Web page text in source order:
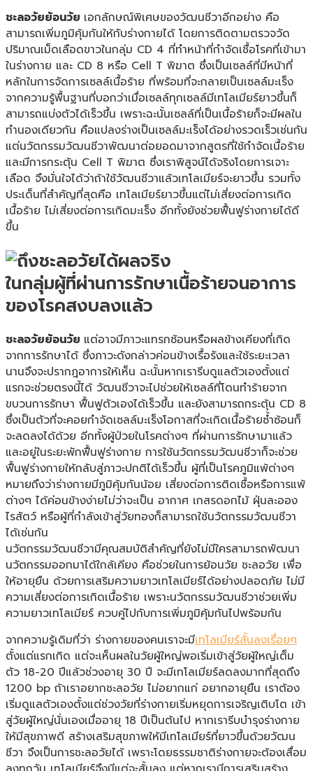
ชะลอวัยย้อนวัย เอกลักษณ์พิเศษของวัฒนชีวาอีกอย่าง คือ
สามารถเพิ่มภูมิคุ้มกันให้กับร่างกายได้ โดยการติดตามตรวจวัด
ปริมาณเม็ดเลือดขาวในกลุ่ม CD 4 ที่ทำหน้าที่กำจัดเชื้อโรคที่เข้ามา
ในร่างกาย และ CD 8 หรือ Cell T พิฆาต ซึ่งเป็นเซลล์ที่มีหน้าที่
หลักในการจัดการเซลล์เนื้อร้าย ที่พร้อมที่จะกลายเป็นเซลล์มะเร็ง
จากความรู้พื้นฐานที่บอกว่าเมื่อเซลล์ทุกเซลล์มีเทโลเมียร์ยาวขึ้นก็
สามารถแบ่งตัวได้เร็วขึ้น เพราะฉะนั้นเซลล์ที่เป็นเนื้อร้ายก็จะมีผลใน
ทำนองเดียวกัน คือแปลงร่างเป็นเซลล์มะเร็งได้อย่างรวดเร็วเช่นกัน
แต่นวัตกรรมวัฒนชีวาพัฒนาต่อยอดมาจากสูตรที่ใช้กำจัดเนื้อร้าย
และมีการกระตุ้น Cell T พิฆาต ซึ่งเราพิสูจน์ได้จริงโดยการเจาะ
เลือด จึงมั่นใจได้ว่าถ้าใช้วัฒนชีวาแล้วเทโลเมียร์จะยาวขึ้น รวมทั้ง
ประเด็นที่สำคัญที่สุดคือ เทโลเมียร์ยาวขึ้นแต่ไม่เสี่ยงต่อการเกิด
เนื้อร้าย ไม่เสี่ยงต่อการเกิดมะเร็ง อีกทั้งยังช่วยฟื้นฟูร่างกายได้ดี
ขึ้น
ในกลุ่มผู้ที่ผ่านการรักษาเนื้อร้ายจนอาการ
ของโรคสงบลงแล้ว
ชะลอวัยย้อนวัย แต่อาจมีภาวะแทรกซ้อนหรือผลข้างเคียงที่เกิด
จากการรักษาได้ ซึ่งภาวะดังกล่าวค่อนข้างเรื้อรังและใช้ระยะเวลา
นานจึงจะปรากฎอาการให้เห็น ฉะนั้นหากเรารีบดูแลตัวเองตั้งแต่
แรกจะช่วยตรงนี้ได้ วัฒนชีวาจะไปช่วยให้เซลล์ที่โดนทำร้ายจาก
ขบวนการรักษา ฟื้นฟูตัวเองได้เร็วขึ้น และยังสามารถกระตุ้น CD 8
ซึ่งเป็นตัวที่จะคอยกำจัดเซลล์มะเร็งโอกาสที่จะเกิดเนื้อร้ายซ้ำซ้อนก็
จะลดลงได้ด้วย อีกทั้งผู้ป่วยในโรคต่างๆ ที่ผ่านการรักษามาแล้ว
และอยู่ในระยะพักฟื้นฟูร่างกาย การใช้นวัตกรรมวัฒนชีวาก็จะช่วย
ฟื้นฟูร่างกายให้กลับสู่ภาวะปกติได้เร็วขึ้น ผู้ที่เป็นโรคภูมิแพ้ต่างๆ
หมายถึงว่าร่างกายมีภูมิคุ้มกันน้อย เสี่ยงต่อการติดเชื้อหรือการแพ้
ต่างๆ ได้ค่อนข้างง่ายไม่ว่าจะเป็น อากาศ เกสรดอกไม้ ฝุ่นละออง
ไรสัตว์ หรือผู้ที่กำลังเข้าสู่วัยทองก็สามารถใช้นวัตกรรมวัฒนชีวา
ได้เช่นกัน
นวัตกรรมวัฒนชีวามีคุณสมบัติสำคัญที่ยังไม่มีใครสามารถพัฒนา
นวัตกรรมออกมาได้ใกล้เคียง คือช่วยในการย้อนวัย ชะลอวัย เพื่อ
ให้อายุยืน ด้วยการเสริมความยาวเทโลเมียร์ได้อย่างปลอดภัย ไม่มี
ความเสี่ยงต่อการเกิดเนื้อร้าย เพราะนวัตกรรมวัฒนชีวาช่วยเพิ่ม
ความยาวเทโลเมียร์ ควบคู่ไปกับการเพิ่มภูมิคุ้มกันไปพร้อมกัน
จากความรู้เดิมที่ว่า ร่างกายของคนเราจะมีเทโลเมียร์สั้นลงเรื่อยๆ
ตั้งแต่แรกเกิด แต่จะเห็นผลในวัยผู้ใหญ่พอเริ่มเข้าสู่วัยผู้ใหญ่เต็ม
ตัว 18-20 ปีแล้วช่วงอายุ 30 ปี จะมีเทโลเมียร์ลดลงมากที่สุดถึง
1200 bp ถ้าเราอยากชะลอวัย ไม่อยากแก่ อยากอายุยืน เราต้อง
เริ่มดูแลตัวเองตั้งแต่ช่วงวัยที่ร่างกายเริ่มหยุดการเจริญเติบโต เข้า
สู่วัยผู้ใหญ่นั่นเองเมื่ออายุ 18 ปีเป็นต้นไป หากเรารีบบำรุงร่างกาย
ให้มีสุขภาพดี สร้างเสริมสุขภาพให้มีเทโลเมียร์ที่ยาวขึ้นด้วยวัฒน
ชีวา จึงเป็นการชะลอวัยได้ เพราะโดยธรรมชาติร่างกายจะต้องเสื่อม